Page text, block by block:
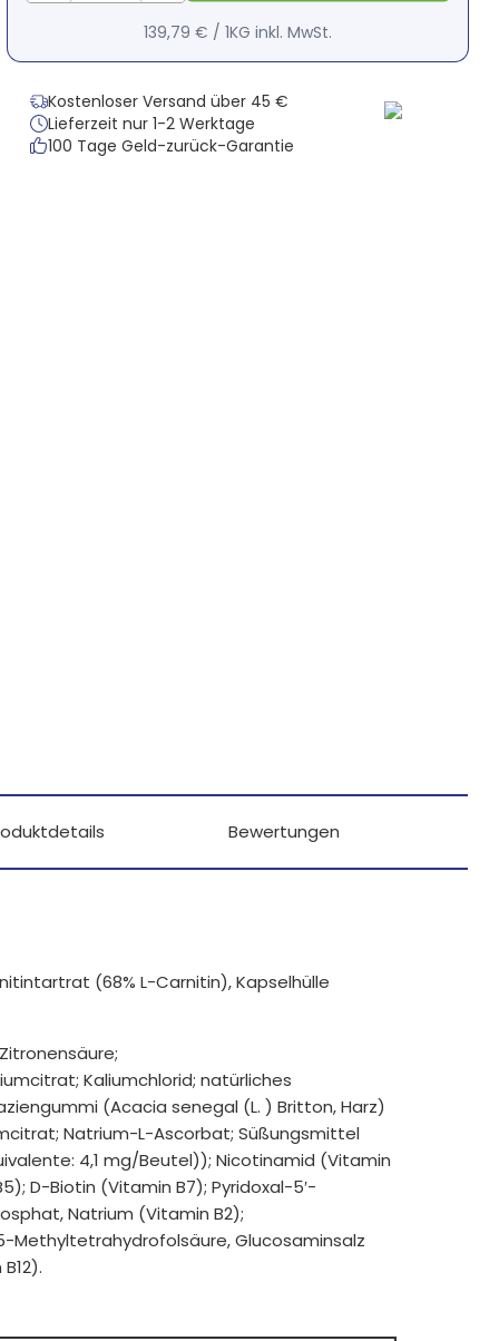
139,79 € / 1KG inkl. MwSt.
Kostenloser Versand über 45 €
Lieferzeit nur 1-2 Werktage
100 Tage Geld-zurück-Garantie
Bewertungen
(68% L-Carnitin), Kapselhülle
Kaliumchlorid; natürliches
(Acacia senegal (L. ) Britton, Harz)
Natrium-L-Ascorbat; Süßungsmittel
4,1 mg/Beutel)); Nicotinamid (Vitamin
D-Biotin (Vitamin B7); Pyridoxal-5′-
Natrium (Vitamin B2);
Methyltetrahydrofolsäure, Glucosaminsalz